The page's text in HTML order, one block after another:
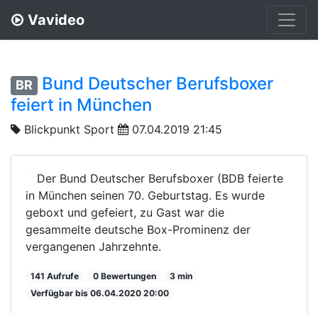
Vavideo
BR
Bund Deutscher Berufsboxer
feiert in München
Blickpunkt Sport 07.04.2019 21:45
Der Bund Deutscher Berufsboxer (BDB feierte
in München seinen 70. Geburtstag. Es wurde
geboxt und gefeiert, zu Gast war die
gesammelte deutsche Box-Prominenz der
vergangenen Jahrzehnte.
141 Aufrufe 0 Bewertungen
3 min
Verfügbar bis 06.04.2020 20:00